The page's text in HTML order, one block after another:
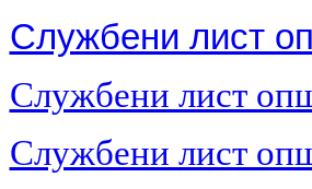
Службени лист
Службени лист
Службени лист